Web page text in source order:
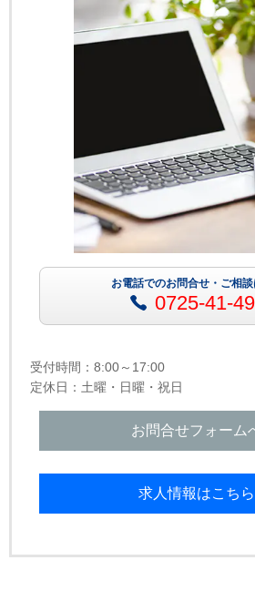
お電話でのお問合せ・ご相
0725-41-
受付時間：8:00～17:00
定休日：土曜・日曜・祝日
お問合せフォーム
求人情報はこちら